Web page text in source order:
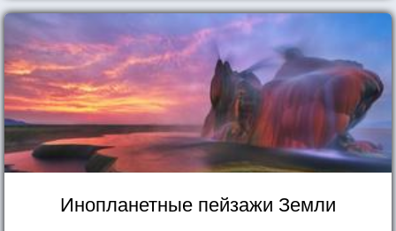
Инопланетные пейзажи Земли